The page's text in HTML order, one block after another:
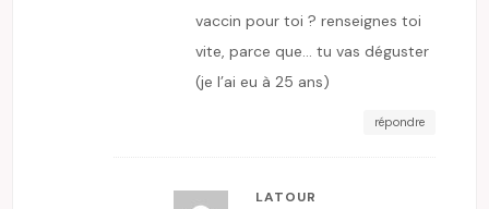
vaccin pour toi ? renseignes toi
vite, parce que… tu vas déguster
(je l’ai eu à 25 ans)
répondre
LATOUR